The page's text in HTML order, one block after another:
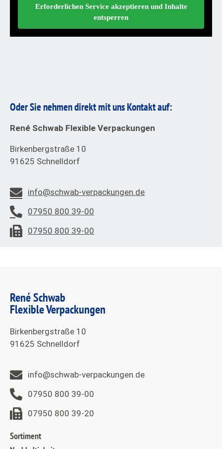
Erforderlichen Service akzeptieren und Inhalte
entsperren
Oder Sie nehmen direkt mit uns Kontakt auf:
René Schwab Flexible Verpackungen
Birkenbergstraße 10
91625 Schnelldorf
info@schwab-verpackungen.de
07950 800 39-00
07950 800 39-00
René Schwab
Flexible Verpackungen
Birkenbergstraße 10
91625 Schnelldorf
info@schwab-verpackungen.de
07950 800 39-00
07950 800 39-20
Sortiment